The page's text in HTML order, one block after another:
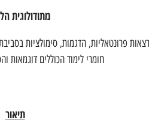
מתודולוגית
פרונטאליות, הדגמות, סימולציות בסביבת
חומרי לימוד הכוללים דוגמאות
תיאור